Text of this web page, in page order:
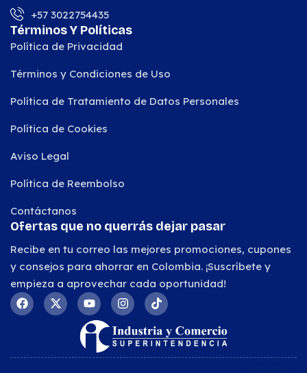
+57 3022754435
Términos Y Políticas
Política de Privacidad
Términos y Condiciones de Uso
Política de Tratamiento de Datos Personales
Política de Cookies
Aviso Legal
Política de Reembolso
Contáctanos
Ofertas que no querrás dejar pasar
Recibe en tu correo las mejores promociones, cupones
y consejos para ahorrar en Colombia. ¡Suscríbete y
empieza a aprovechar cada oportunidad!